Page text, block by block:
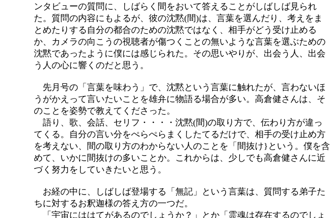
ンタビューの質問に、しばらく間をおいて答えることがしばしば見られ
た。質問の内容にもよるが、彼の沈黙(間)は、言葉を選んだり、考えをま
とめたりする自分の都合のための沈黙ではなく、相手がどう受け止める
か、カメラの向こうの視聴者が傷つくことの無いような言葉を選ぶための
沈黙であったように僕には感じられた。その思いやりが、出会う人、出会
う人の心に響くのだと思う。
先月号の「言葉を味わう」で、沈黙という言葉に触れたが、言わないほ
うがかえって言いたいことを雄弁に物語る場合が多い。高倉健さんは、そ
のことを姿勢で教えてくださった。
語り、歌、会話、セリフ・・・・沈黙(間)の取り方で、伝わり方が違っ
てくる。自分の言い分をぺらぺらまくしたてるだけで、相手の受け止め方
を考えない、間の取り方のわからない人のことを「間抜け}という。僕を含
めて、いかに間抜けの多いことか。これからは、少しでも高倉健さんに近
づく努力をしていきたいと思う。
お経の中に、しばしば登場する「無記」という言葉は、質問する弟子た
ちに対するお釈迦様の答え方の一つだ。
「宇宙にははてがあるのでしょうか？」とか「霊魂は存在するのでしょ